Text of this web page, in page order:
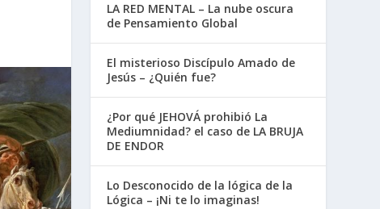
LA RED MENTAL – La nube oscura
de Pensamiento Global
El misterioso Discípulo Amado de
Jesús – ¿Quién fue?
¿Por qué JEHOVÁ prohibió La
Mediumnidad? el caso de LA BRUJA
DE ENDOR
Lo Desconocido de la lógica de la
Lógica – ¡Ni te lo imaginas!